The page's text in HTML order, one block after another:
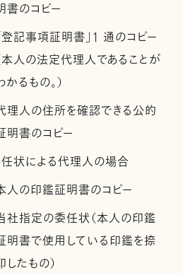
書のコピー
登記事項証明書」1 通のコピー
本人の法定代理人であることが
かるもの。）
理人の住所を確認できる公的
明書のコピー
状による代理人の場合
人の印鑑証明書のコピー
社指定の委任状（本人の印鑑
明書で使用している印鑑を捺
したもの）